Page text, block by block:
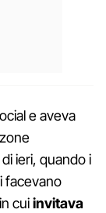
e aveva
ieri, quando i
facevano
cuiinvitava